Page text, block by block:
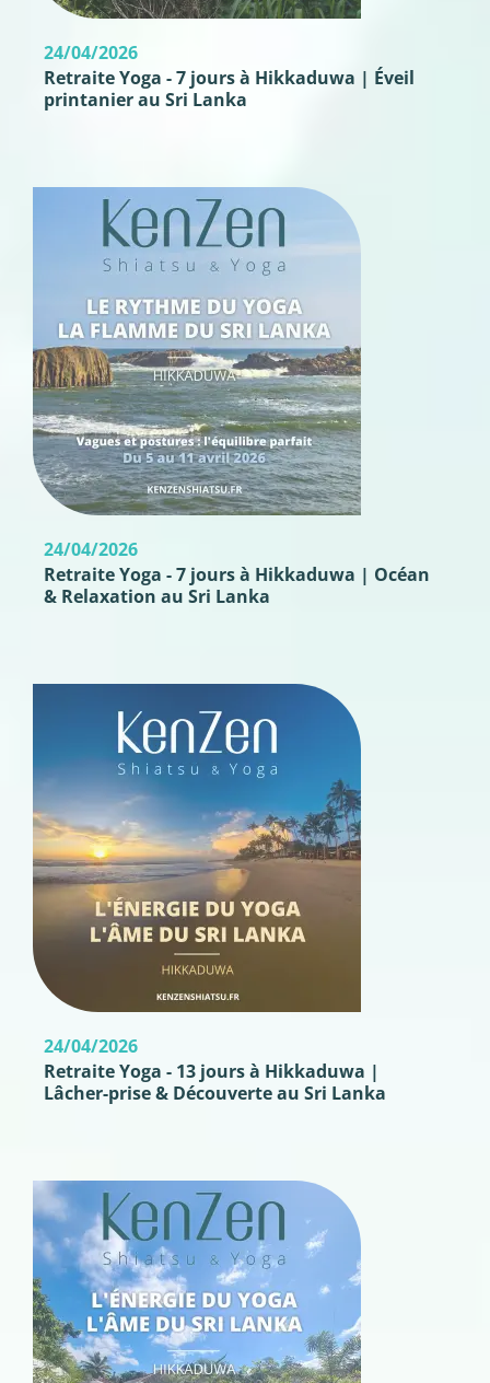
24/04/2026
Retraite Yoga - 7 jours à Hikkaduwa | Éveil
printanier au Sri Lanka
24/04/2026
Retraite Yoga - 7 jours à Hikkaduwa | Océan
& Relaxation au Sri Lanka
24/04/2026
Retraite Yoga - 13 jours à Hikkaduwa |
Lâcher-prise & Découverte au Sri Lanka